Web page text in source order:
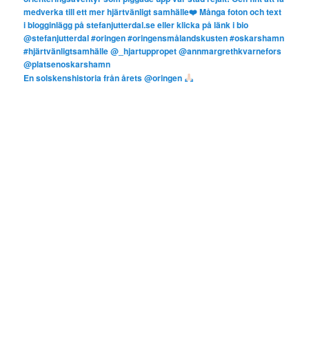
En solskenshistoria från årets @oringen